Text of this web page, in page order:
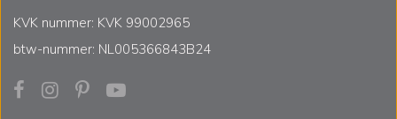
KVK nummer: KVK 99002965
btw-nummer: NL005366843B24